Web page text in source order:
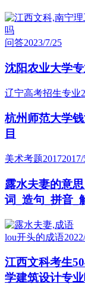
问答2023/7/25
沈阳农业大学
辽宁高考招生专业
杭州师范大学
目
美术考题2017
露水夫妻的意
词_造句_拼音_
lou开头的成语
江西文科考生
学建筑设计专业